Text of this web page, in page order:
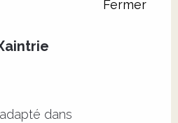
Fermer
dans